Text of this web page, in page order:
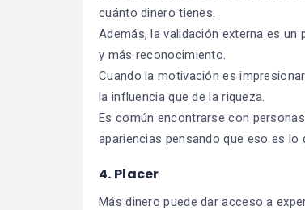
cuánto dinero tienes.
Además, la validación externa es
y más reconocimiento.
Cuando la motivación es
la influencia que de la riqueza.
Es común encontrarse con
apariencias pensando que eso es
4. Placer
Más dinero puede dar acceso a